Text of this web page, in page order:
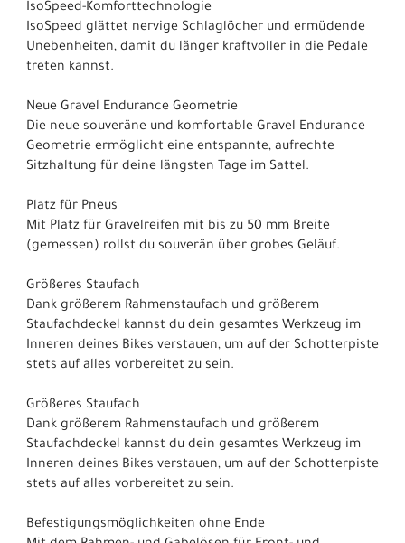
IsoSpeed-Komforttechnologie
IsoSpeed glättet nervige Schlaglöcher und ermüdende
Unebenheiten, damit du länger kraftvoller in die Pedale
treten kannst.
Neue Gravel Endurance Geometrie
Die neue souveräne und komfortable Gravel Endurance
Geometrie ermöglicht eine entspannte, aufrechte
Sitzhaltung für deine längsten Tage im Sattel.
Platz für Pneus
Mit Platz für Gravelreifen mit bis zu 50 mm Breite
(gemessen) rollst du souverän über grobes Geläuf.
Größeres Staufach
Dank größerem Rahmenstaufach und größerem
Staufachdeckel kannst du dein gesamtes Werkzeug im
Inneren deines Bikes verstauen, um auf der Schotterpiste
stets auf alles vorbereitet zu sein.
Größeres Staufach
Dank größerem Rahmenstaufach und größerem
Staufachdeckel kannst du dein gesamtes Werkzeug im
Inneren deines Bikes verstauen, um auf der Schotterpiste
stets auf alles vorbereitet zu sein.
Befestigungsmöglichkeiten ohne Ende